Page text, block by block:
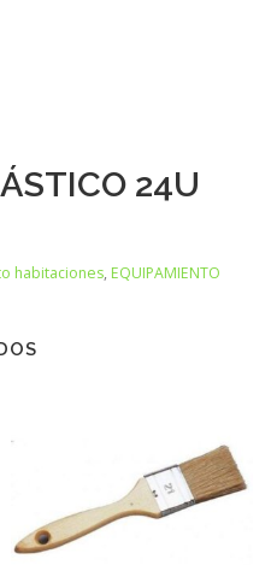
24U
habitaciones, EQUIPAMIENTO